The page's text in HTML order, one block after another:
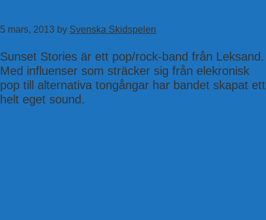
huvudinnehåll
5 mars, 2013 by Svenska Skidspelen
Sunset Stories är ett pop/rock-band från Leksand.
Med influenser som sträcker sig från elekronisk
pop till alternativa tongångar har bandet skapat ett
helt eget sound.